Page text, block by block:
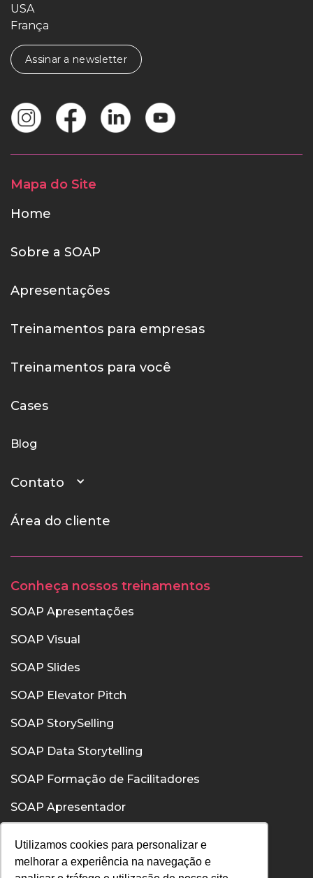
Utilizamos cookies para personalizar e
melhorar a experiência na navegação e
USA
França
Assinar a newsletter
Mapa do Site
Home
Sobre a SOAP
Apresentações
Treinamentos para empresas
Treinamentos para você
Cases
Blog
Contato
Área do cliente
Conheça nossos treinamentos
SOAP Apresentações
SOAP Visual
SOAP Slides
SOAP Elevator Pitch
SOAP StorySelling
SOAP Data Storytelling
SOAP Formação de Facilitadores
SOAP Apresentador
SOAP Comunicação Interpessoal